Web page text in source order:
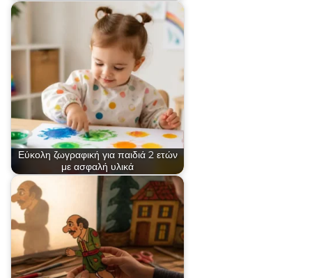
Εύκολη ζωγραφική για παιδιά 2 ετών
με ασφαλή υλικά